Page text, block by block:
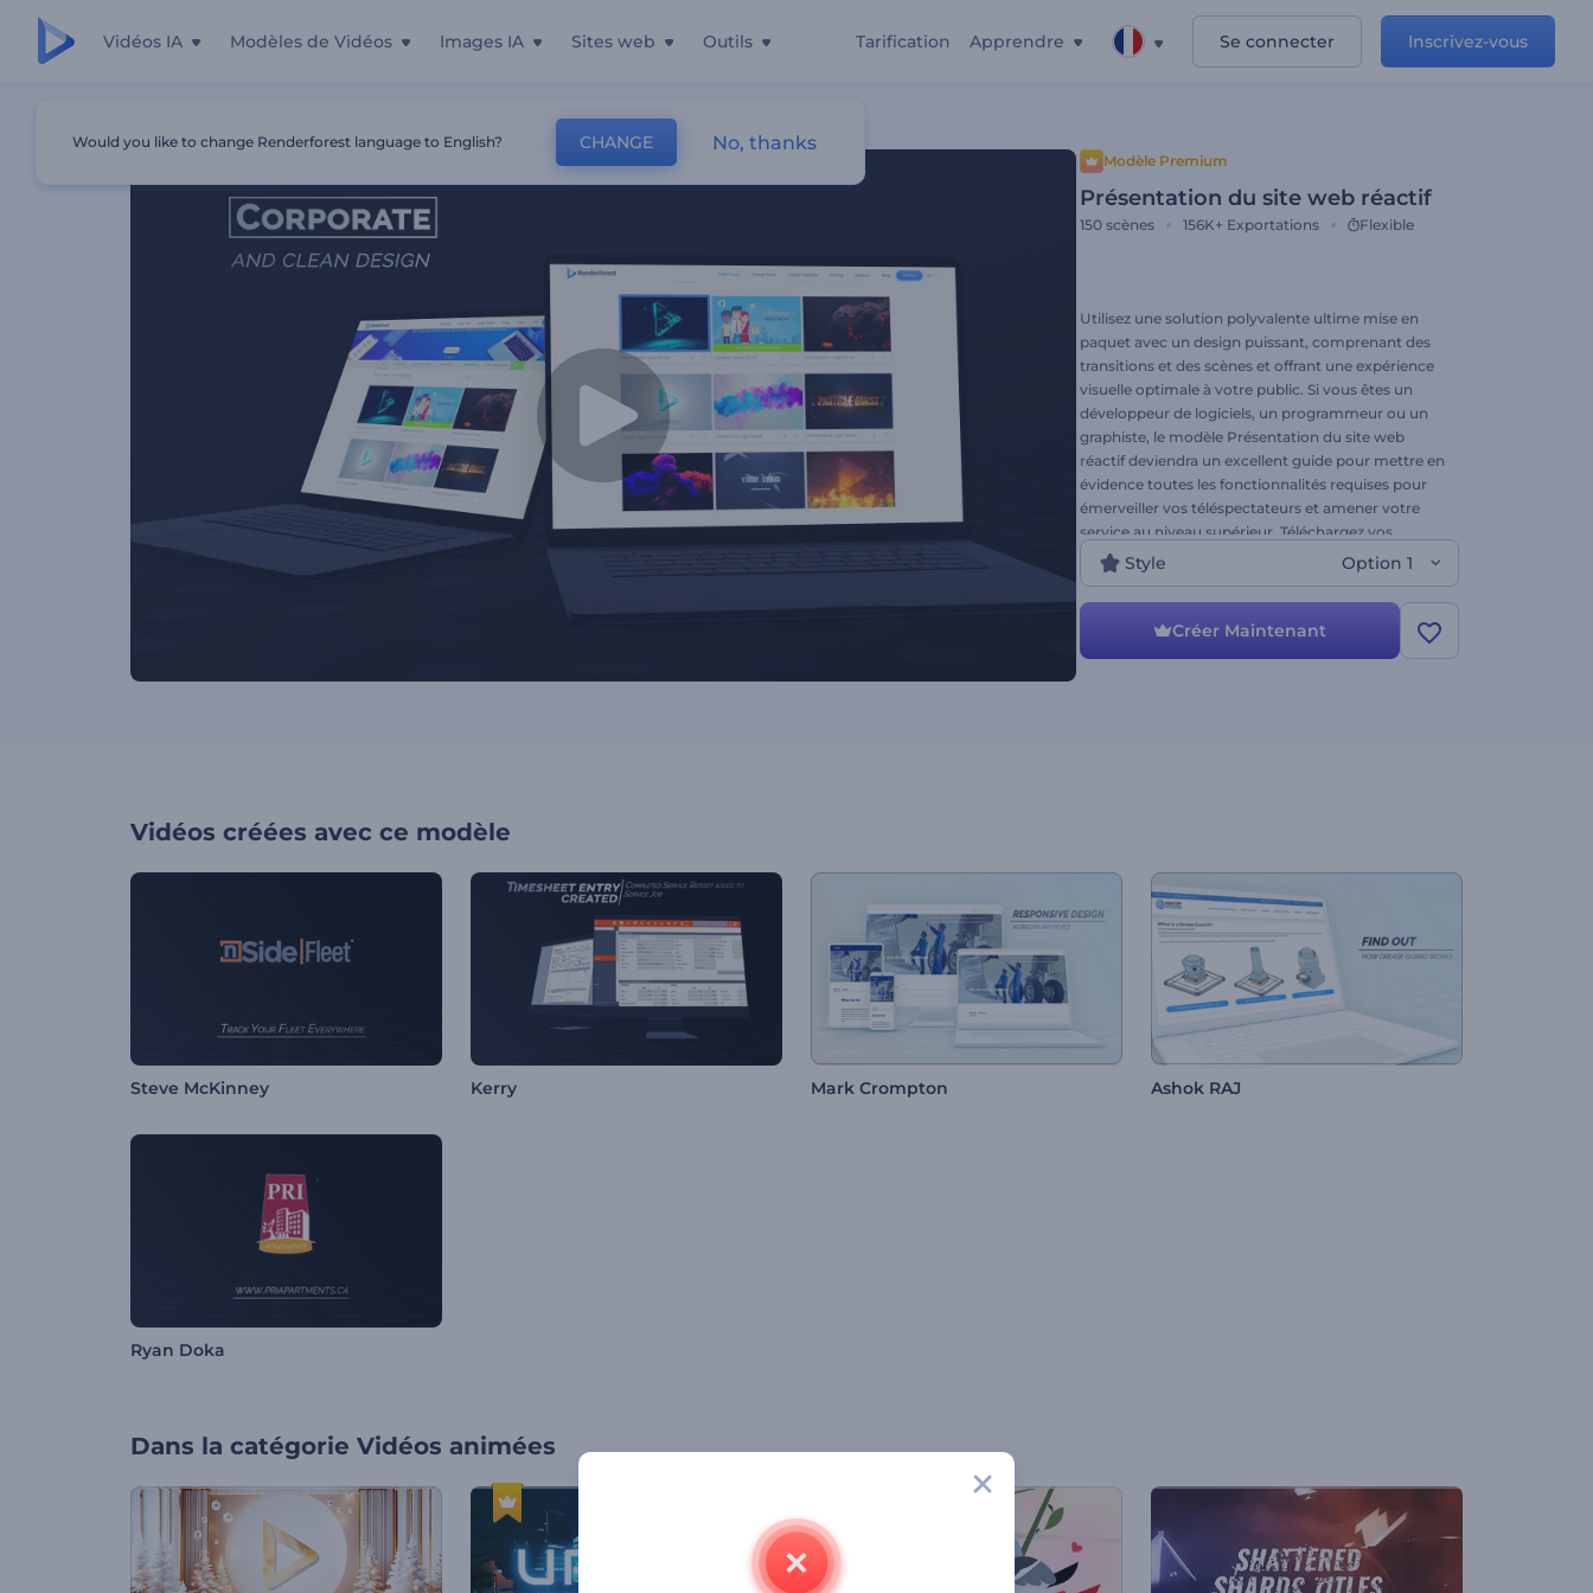
Vidéos IA Modèles de Vidéos Images IA Sites web Outils Tarification Apprendre Se connecter Inscrivez-vous
Modèle Premium
Présentation du site web réactif
150 scènes 156K+ Exportations Flexible
Utilisez une solution polyvalente ultime mise en
paquet avec un design puissant, comprenant des
transitions et des scènes et offrant une expérience
visuelle optimale à votre public. Si vous êtes un
développeur de logiciels, un programmeur ou un
graphiste, le modèle Présentation du site web
réactif deviendra un excellent guide pour mettre en
évidence toutes les fonctionnalités requises pour
émerveiller vos téléspectateurs et amener votre
service au niveau supérieur. Téléchargez vos
fichiers et présentez parfaitement votre agence de
création web, votre blog, vos logiciels, vos modèles,
votre service de référencement, votre application
mobile, vos produits et bien d’autres entreprises
basées sur le web. Essayez-le aujourd'hui.
Style Option 1
Créer Maintenant
Vidéos créées avec ce modèle
Steve McKinney Kerry Mark Crompton Ashok RAJ
Ryan Doka
Dans la catégorie Vidéos animées
Would you like to change Renderforest language to English? CHANGE No, thanks